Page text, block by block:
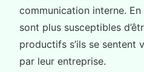
communication interne.
sont plus susceptibles
productifs s’ils se sentent
par leur entreprise.